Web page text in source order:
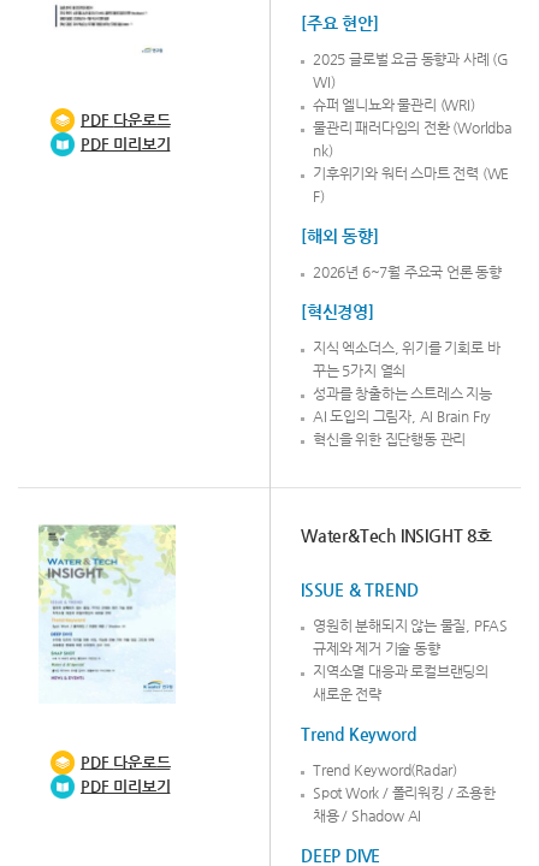
PDF 다운로드
PDF 미리보기
[주요 현안]
2025 글로벌 요금 동향과 사례 (G
WI)
슈퍼 엘니뇨와 물관리 (WRI)
물관리 패러다임의 전환 (Worldba
nk)
기후위기와 워터 스마트 전력 (WE
F)
[해외 동향]
2026년 6~7월 주요국 언론 동향
[혁신경영]
지식 엑소더스, 위기를 기회로 바
꾸는 5가지 열쇠
성과를 창출하는 스트레스 지능
AI 도입의 그림자, AI Brain Fry
혁신을 위한 집단행동 관리
PDF 다운로드
PDF 미리보기
Water&Tech INSIGHT 8호
ISSUE & TREND
영원히 분해되지 않는 물질, PFAS
규제와 제거 기술 동향
지역소멸 대응과 로컬브랜딩의
새로운 전략
Trend Keyword
Trend Keyword(Radar)
Spot Work / 폴리워킹 / 조용한
채용 / Shadow AI
DEEP DIVE